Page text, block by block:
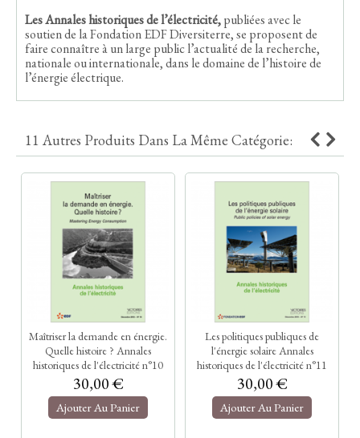
Les Annales historiques de l’électricité,publiées avec le
soutien de la Fondation EDF Diversiterre, se proposent de
faire connaître à un large public l’actualité de la recherche,
nationale ou internationale, dans le domaine de l’histoire de
l’énergie électrique.
11 Autres Produits Dans La Même Catégorie:
Maîtriser la demande en énergie.
Quelle histoire ? Annales
historiques de l'électricité n°10
30,00 €
Ajouter Au Panier
Les politiques publiques de
l'énergie solaire Annales
historiques de l'électricité n°11
30,00 €
Ajouter Au Panier